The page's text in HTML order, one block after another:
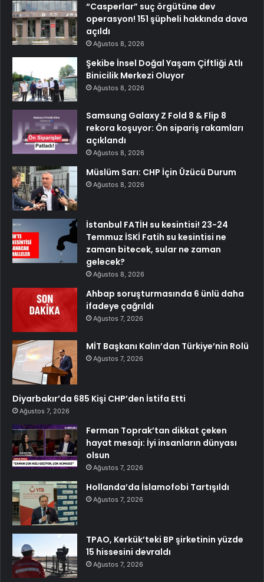
“Casperlar” suç örgütüne dev
operasyon! 151 şüpheli hakkında dava
açıldı
Ağustos 8, 2026
Şekibe İnsel Doğal Yaşam Çiftliği Atlı
Binicilik Merkezi Oluyor
Ağustos 8, 2026
Samsung Galaxy Z Fold 8 & Flip 8
rekora koşuyor: Ön sipariş rakamları
açıklandı
Ağustos 8, 2026
Müslüm Sarı: CHP İçin Üzücü Durum
Ağustos 8, 2026
İstanbul FATİH su kesintisi! 23-24
Temmuz İSKİ Fatih su kesintisi ne
zaman bitecek, sular ne zaman
gelecek?
Ağustos 8, 2026
Ahbap soruşturmasında 6 ünlü daha
ifadeye çağrıldı
Ağustos 7, 2026
MİT Başkanı Kalın’dan Türkiye’nin Rolü
Ağustos 7, 2026
Diyarbakır’da 685 Kişi CHP’den İstifa Etti
Ağustos 7, 2026
Ferman Toprak’tan dikkat çeken
hayat mesajı: İyi insanların dünyası
olsun
Ağustos 7, 2026
Hollanda’da İslamofobi Tartışıldı
Ağustos 7, 2026
TPAO, Kerkük’teki BP şirketinin yüzde
15 hissesini devraldı
Ağustos 7, 2026